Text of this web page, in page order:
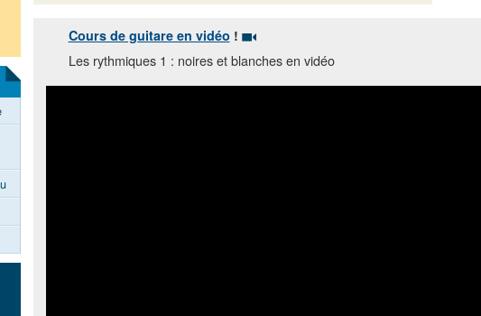
Cours de guitare en vidéo!
Les rythmiques 1 : noires et blanches en vidéo